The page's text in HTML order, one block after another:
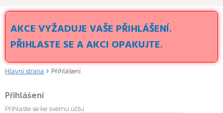
AKCE VYŽADUJE VAŠE PŘIHLÁŠENÍ.
PŘIHLASTE SE A AKCI OPAKUJTE.
Hlavní strana Přihlášení
Přihlášení
Přihlaste se ke svému účtu